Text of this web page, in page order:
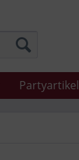
Partyartikel